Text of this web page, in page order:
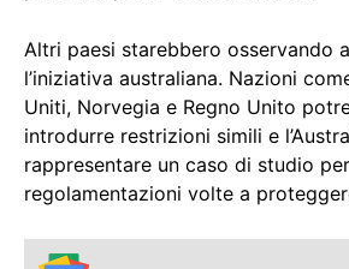
Altri paesi starebbero osservando
l’iniziativa australiana. Nazioni
Uniti, Norvegia e Regno Unito
introdurre restrizioni simili e
rappresentare un caso di studio
regolamentazioni volte a